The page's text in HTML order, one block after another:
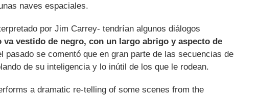
naves espaciales.
por Jim Carrey- tendrían algunos diálogos
va vestido de negro, con un largo abrigo y aspecto de
pasado se comentó que en gran parte de las secuencias de
de su inteligencia y lo inútil de los que le rodean.
a dramatic re-telling of some scenes from the